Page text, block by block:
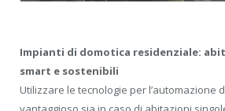
Impianti di domotica residenziale:
smart e sostenibili
Utilizzare le tecnologie per l’automazione